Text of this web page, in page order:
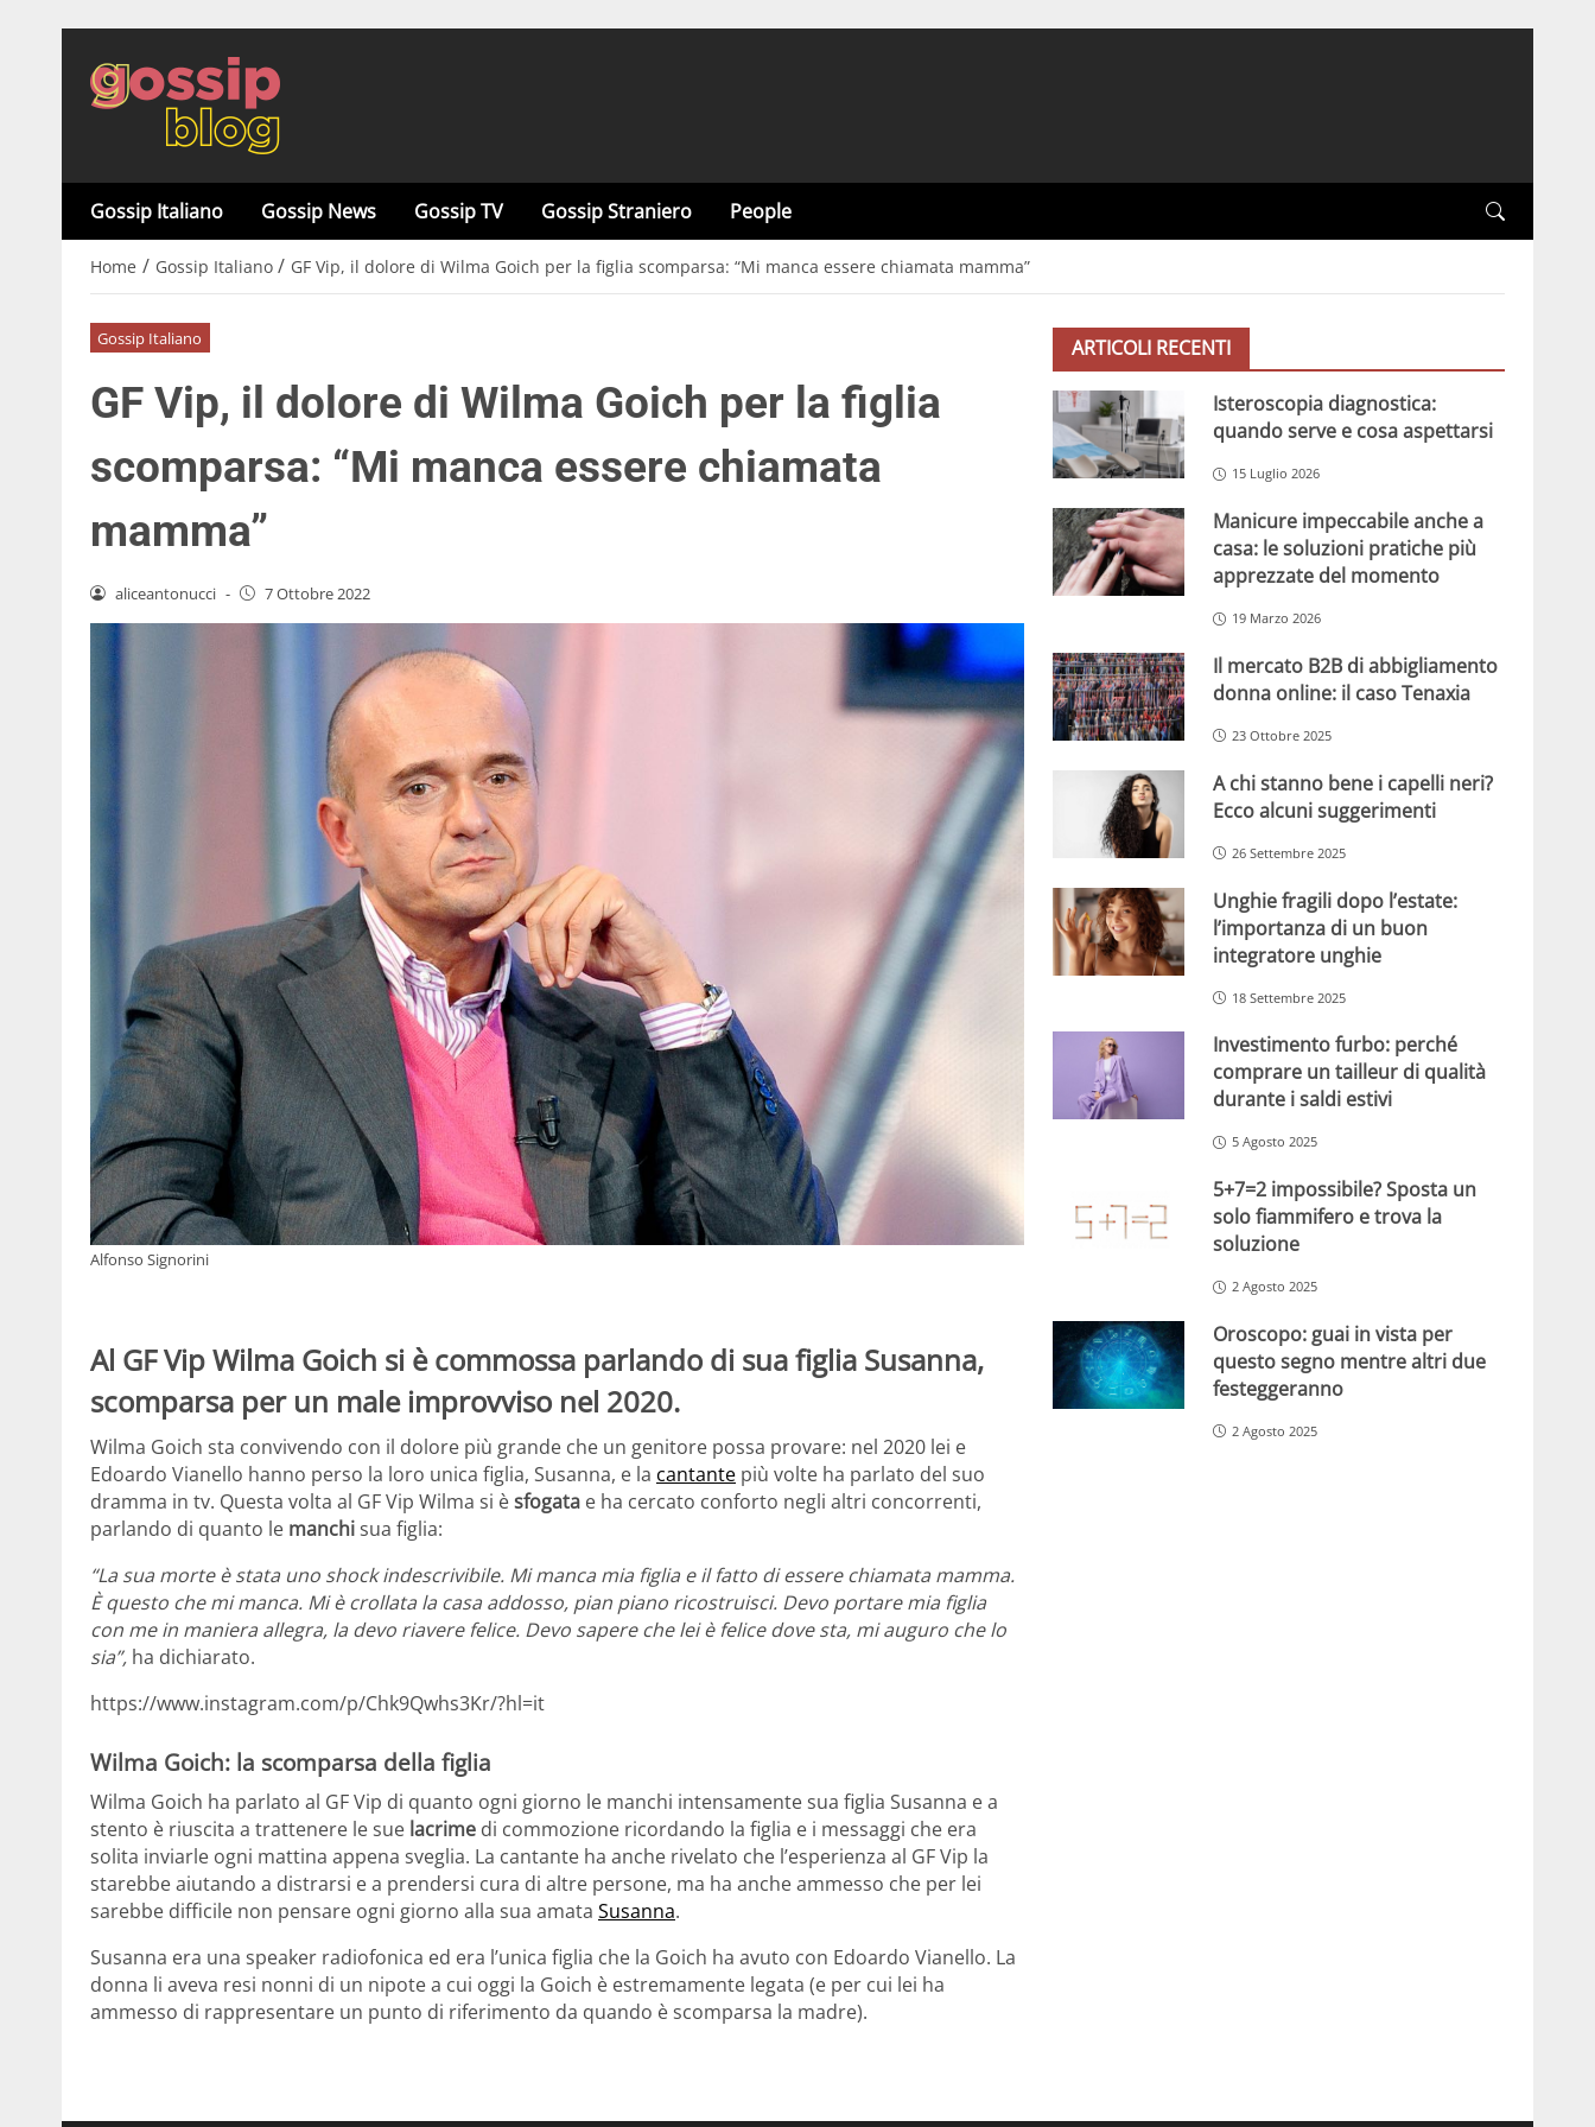
Gossip Italiano Gossip News Gossip TV Gossip Straniero People
Home / Gossip Italiano / GF Vip, il dolore di Wilma Goich per la figlia scomparsa: “Mi manca essere chiamata mamma”
Gossip Italiano
GF Vip, il dolore di Wilma Goich per la figlia
scomparsa: “Mi manca essere chiamata
mamma”
aliceantonucci - 7 Ottobre 2022
Alfonso Signorini
Al GF Vip Wilma Goich si è commossa parlando di sua figlia Susanna,
scomparsa per un male improvviso nel 2020.
Wilma Goich sta convivendo con il dolore più grande che un genitore possa provare: nel 2020 lei e
Edoardo Vianello hanno perso la loro unica figlia, Susanna, e la cantante più volte ha parlato del suo
dramma in tv. Questa volta al GF Vip Wilma si èsfogata e ha cercato conforto negli altri concorrenti,
parlando di quanto le manchisua figlia:
“La sua morte è stata uno shock indescrivibile. Mi manca mia figlia e il fatto di essere chiamata mamma.
È questo che mi manca. Mi è crollata la casa addosso, pian piano ricostruisci. Devo portare mia figlia
con me in maniera allegra, la devo riavere felice. Devo sapere che lei è felice dove sta, mi auguro che lo
sia”, ha dichiarato.
https://www.instagram.com/p/Chk9Qwhs3Kr/?hl=it
Wilma Goich: la scomparsa della figlia
Wilma Goich ha parlato al GF Vip di quanto ogni giorno le manchi intensamente sua figlia Susanna e a
stento è riuscita a trattenere le sue lacrime di commozione ricordando la figlia e i messaggi che era
solita inviarle ogni mattina appena sveglia. La cantante ha anche rivelato che l’esperienza al GF Vip la
starebbe aiutando a distrarsi e a prendersi cura di altre persone, ma ha anche ammesso che per lei
sarebbe difficile non pensare ogni giorno alla sua amata Susanna.
Susanna era una speaker radiofonica ed era l’unica figlia che la Goich ha avuto con Edoardo Vianello. La
donna li aveva resi nonni di un nipote a cui oggi la Goich è estremamente legata (e per cui lei ha
ammesso di rappresentare un punto di riferimento da quando è scomparsa la madre).
ARTICOLI RECENTI
Isteroscopia diagnostica:
quando serve e cosa aspettarsi
15 Luglio 2026
Manicure impeccabile anche a
casa: le soluzioni pratiche più
apprezzate del momento
19 Marzo 2026
Il mercato B2B di abbigliamento
donna online: il caso Tenaxia
23 Ottobre 2025
A chi stanno bene i capelli neri?
Ecco alcuni suggerimenti
26 Settembre 2025
Unghie fragili dopo l’estate:
l’importanza di un buon
integratore unghie
18 Settembre 2025
Investimento furbo: perché
comprare un tailleur di qualità
durante i saldi estivi
5 Agosto 2025
5+7=2 impossibile? Sposta un
solo fiammifero e trova la
soluzione
2 Agosto 2025
Oroscopo: guai in vista per
questo segno mentre altri due
festeggeranno
2 Agosto 2025